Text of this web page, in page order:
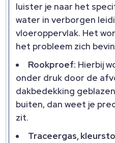
luister je naar het
water in verborgen
vloeroppervlak. Het
het probleem zich
Rookproef: Hierbij
onder druk door de
dakbedekking
buiten, dan weet je
zit.
Traceergas,